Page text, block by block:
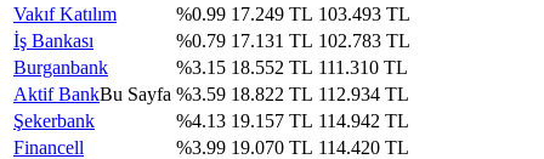
Vakıf Katılım
%0.99 17.249 TL 103.493 TL
İş Bankası
%0.79 17.131 TL 102.783 TL
Burganbank
%3.15 18.552 TL 111.310 TL
Aktif BankBu Sayfa %3.59 18.822 TL 112.934 TL
Şekerbank
%4.13 19.157 TL 114.942 TL
Financell
%3.99 19.070 TL 114.420 TL